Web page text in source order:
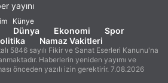
yayını
Künye
Dünya Ekonomi
Spor
Namaz Vakitleri
5846 sayılı Fikir ve Sanat Eserleri Kanunu'na
Haberlerin yeniden yayımı ve
önceden yazılı izin gerektirir. 7.08.2026